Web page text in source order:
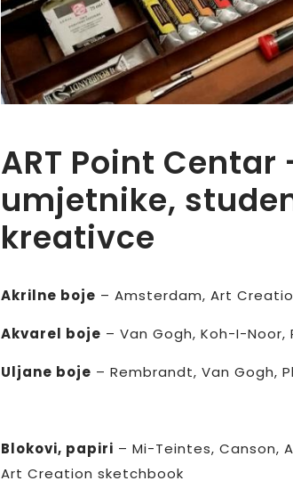
ART Point
umjetnike,
kreativce
Akrilne boje – Amsterdam, Art
Akvarel boje – Van Gogh, Koh-I-Noor,
Uljane boje – Rembrandt, Van Gogh,
Blokovi, papiri – Mi-Teintes, Canson,
Art Creation sketchbook